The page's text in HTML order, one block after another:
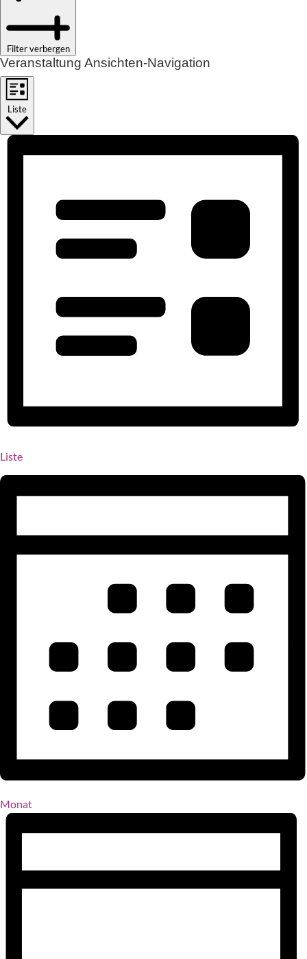
Filter verbergen
Veranstaltung Ansichten-Navigation
Liste
Liste
Monat